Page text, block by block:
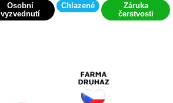
Osobní
vyzvednutí
Chlazené
Záruka
čerstvosti